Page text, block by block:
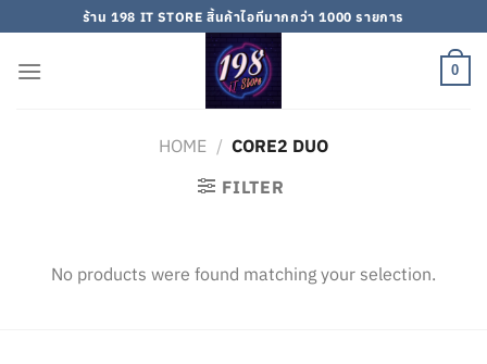
to
content
ร้าน 198 IT STORE สิ้นค้าไอทีมากกว่า 1000 รายการ
0
HOME / CORE2 DUO
FILTER
No products were found matching your selection.